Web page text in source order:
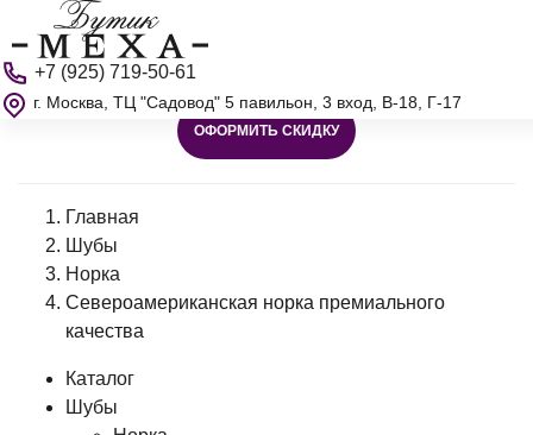
+7 (925) 719-50-61
г. Москва, ТЦ "Садовод" 5 павильон, 3 вход, В-18, Г-17
ОФОРМИТЬ СКИДКУ
Главная
Шубы
Норка
Североамериканская норка премиального
качества
Каталог
Шубы